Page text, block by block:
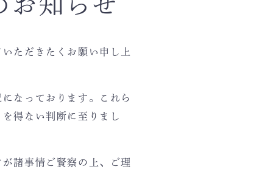
お知らせ
ただきたくお願い申し上
なっております。これら
得ない判断に至りまし
諸事情ご賢察の上、ご理